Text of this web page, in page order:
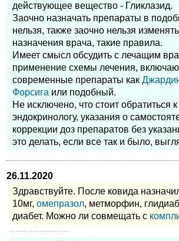
действующее вещество - Гликлазид.
Заочно назначать препараты в
нельзя, также заочно нельзя
назначения врача, такие правила.
Имеет смысл обсудить с лечащим
применение схемы лечения,
современные препараты как
Форсига или подобный.
Не исключено, что стоит обратиться
эндокринологу, указания о
коррекции доз препаратов без
это делать, если все так и было,
26.11.2020
Здравствуйте. После ковида
10мг, омепразол, метморфин,
диабет. Можно ли совмещать с